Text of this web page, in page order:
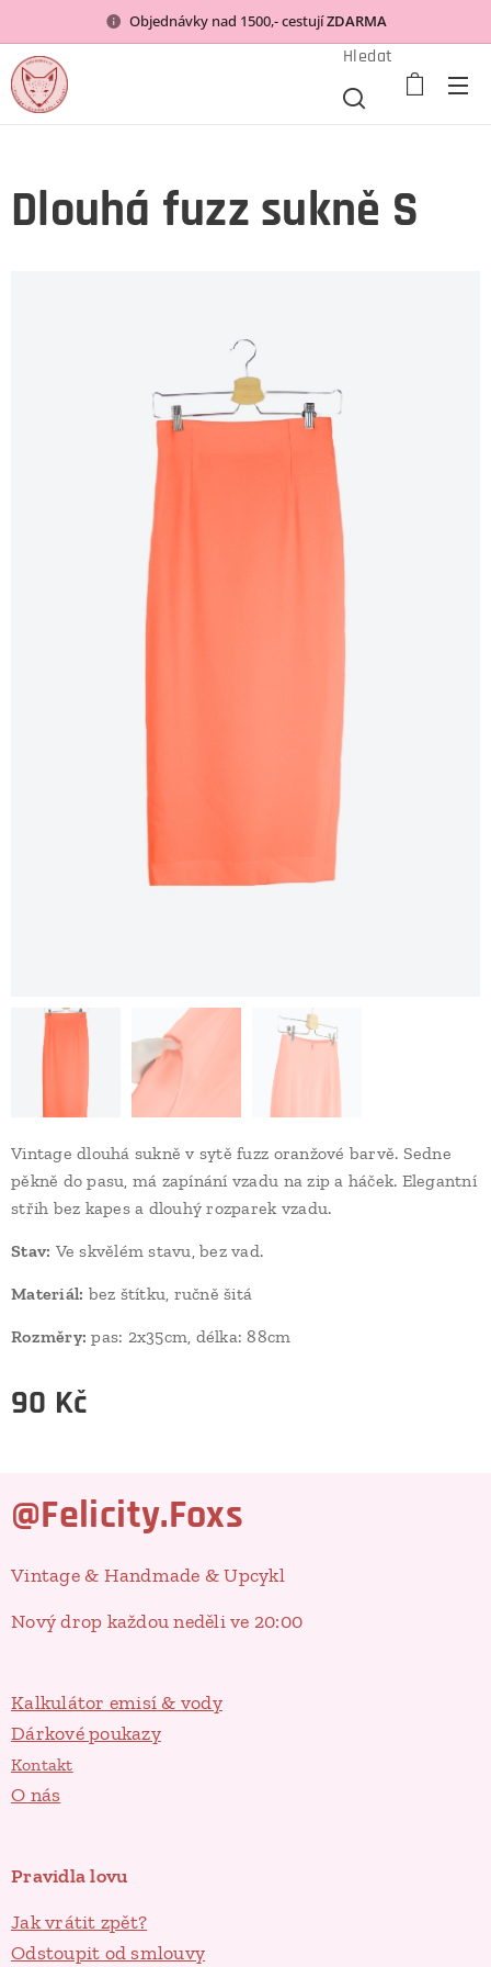
Objednávky nad 1500,- cestujíZDARMA
Hledat
Dlouhá fuzz sukně S
Vintage dlouhá sukně v sytě fuzz oranžové barvě. Sedne
pěkně do pasu, má zapínání vzadu na zip a háček. Elegantní
střih bez kapes a dlouhý rozparek vzadu.
Stav: Ve skvělém stavu, bez vad.
Materiál: bez štítku, ručně šitá
Rozměry: pas: 2x35cm, délka: 88cm
90 Kč
@Felicity.Foxs
Vintage & Handmade & Upcykl
Nový drop každou neděli ve 20:00
Kalkulátor emisí & vody
Dárkové poukazy
Kontakt
O nás
Pravidla lovu
Jak vrátit zpět?
Odstoupit od smlouvy